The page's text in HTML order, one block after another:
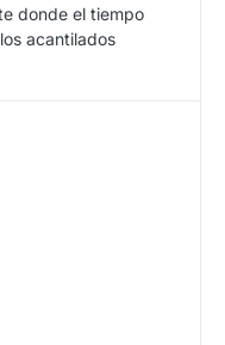
donde el tiempo
acantilados